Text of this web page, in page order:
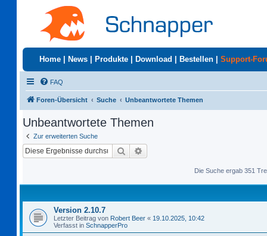
Home News Produkte Download Bestellen Support-
FAQ
Foren-Übersicht Suche Unbeantwortete Themen
Unbeantwortete Themen
Zur erweiterten Suche
Suche
Die Suche ergab 351
Version 2.10.7
Letzter Beitrag von Robert Beer « 19.10.2025, 10:42
Verfasst in SchnapperPro